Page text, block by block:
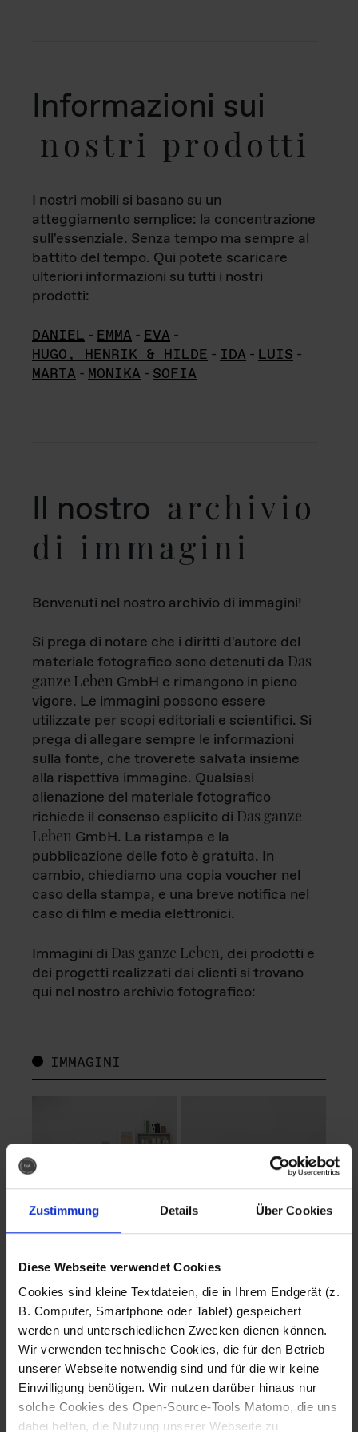
Zustimmung Details Über Cookies
Diese Webseite verwendet Cookies
Cookies sind kleine Textdateien, die in Ihrem Endgerät (z.
B. Computer, Smartphone oder Tablet) gespeichert
werden und unterschiedlichen Zwecken dienen können.
Wir verwenden technische Cookies, die für den Betrieb
unserer Webseite notwendig sind und für die wir keine
Einwilligung benötigen. Wir nutzen darüber hinaus nur
solche Cookies des Open-Source-Tools Matomo, die uns
dabei helfen, die Nutzung unserer Webseite zu
Informazioni sui
nostri prodotti
I nostri mobili si basano su un
atteggiamento semplice: la concentrazione
sull'essenziale. Senza tempo ma sempre al
battito del tempo. Qui potete scaricare
ulteriori informazioni su tutti i nostri
prodotti:
DANIEL - EMMA - EVA -
HUGO, HENRIK & HILDE - IDA - LUIS -
MARTA - MONIKA - SOFIA
Il nostro archivio
di immagini
Benvenuti nel nostro archivio di immagini!
Si prega di notare che i diritti d'autore del
materiale fotografico sono detenuti da Das
ganze Leben GmbH e rimangono in pieno
vigore. Le immagini possono essere
utilizzate per scopi editoriali e scientifici. Si
prega di allegare sempre le informazioni
sulla fonte, che troverete salvata insieme
alla rispettiva immagine. Qualsiasi
alienazione del materiale fotografico
richiede il consenso esplicito di Das ganze
Leben GmbH. La ristampa e la
pubblicazione delle foto è gratuita. In
cambio, chiediamo una copia voucher nel
caso della stampa, e una breve notifica nel
caso di film e media elettronici.
Immagini di Das ganze Leben, dei prodotti e
dei progetti realizzati dai clienti si trovano
qui nel nostro archivio fotografico:
IMMAGINI
Fotografo: Lorenz
Sternbach
Download
Fotografo: Lorenz
Sternbach
Download